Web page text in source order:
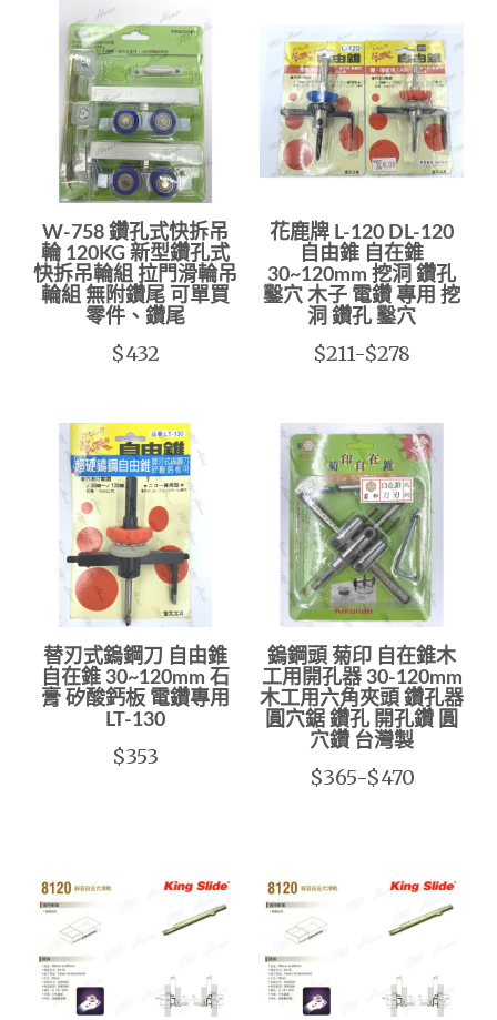
W-758 鑽孔式快拆吊
輪 120KG 新型鑽孔式
快拆吊輪組 拉門滑輪吊
輪組 無附鑽尾 可單買
零件、鑽尾
$432
花鹿牌 L-120 DL-120
自由錐 自在錐
30~120mm 挖洞 鑽孔
鑿穴 木子 電鑽 專用 挖
洞 鑽孔 鑿穴
$211-$278
替刃式鎢鋼刀 自由錐
自在錐 30~120mm 石
膏 矽酸鈣板 電鑽專用
LT-130
$353
鎢鋼頭 菊印 自在錐木
工用開孔器 30-120mm
木工用六角夾頭 鑽孔器
圓穴鋸 鑽孔 開孔鑽 圓
穴鑽 台灣製
$365-$470